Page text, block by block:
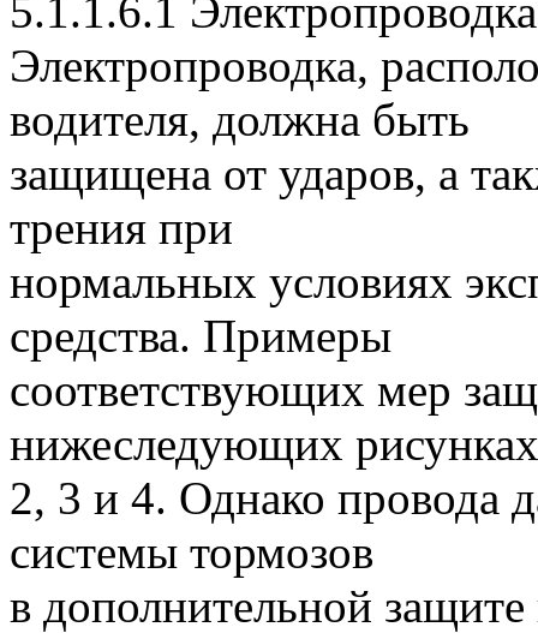
5.1.1.6.1 Электропроводка
Электропроводка,
водителя, должна быть
защищена от ударов, а
трения при
нормальных условиях
средства. Примеры
соответствующих мер
нижеследующих
2, 3 и 4. Однако провода
системы тормозов
в дополнительной